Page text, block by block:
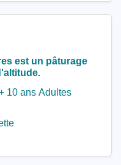
est un pâturage
10 ans Adultes